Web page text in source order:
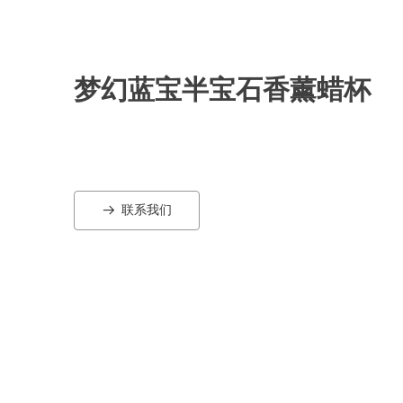
梦幻蓝宝半宝石香薰蜡杯
뀠 联系我们